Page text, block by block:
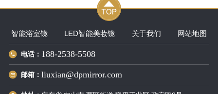
智能浴室镜 LED智能美妆镜 关于我们 网站地图
电话： 188-2538-5508
邮箱： liuxian@dpmirror.com